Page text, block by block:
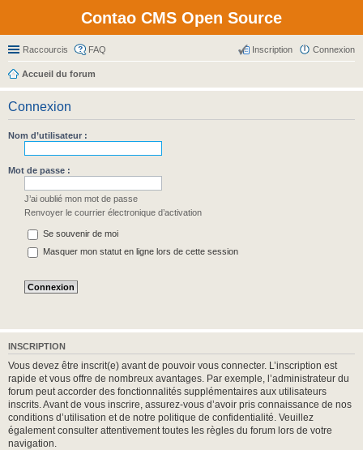
Contao CMS Open Source
Raccourcis FAQ Connexion
Inscription
Accueil du forum
Connexion
Nom d’utilisateur :
Mot de passe :
J’ai oublié mon mot de passe
Renvoyer le courrier électronique d’activation
Se souvenir de moi
Masquer mon statut en ligne lors de cette session
INSCRIPTION
Vous devez être inscrit(e) avant de pouvoir vous connecter. L’inscription est
rapide et vous offre de nombreux avantages. Par exemple, l’administrateur du
forum peut accorder des fonctionnalités supplémentaires aux utilisateurs
inscrits. Avant de vous inscrire, assurez-vous d’avoir pris connaissance de nos
conditions d’utilisation et de notre politique de confidentialité. Veuillez
également consulter attentivement toutes les règles du forum lors de votre
navigation.